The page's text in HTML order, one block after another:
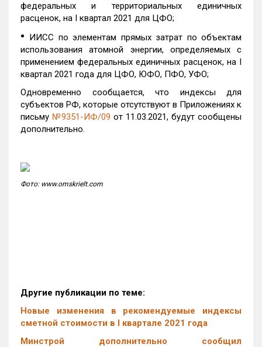
федеральных и территориальных единичных
расценок, на I квартал 2021 для ЦФО;
• ИИСС по элементам прямых затрат по объектам
использования атомной энергии, определяемых с
применением федеральных единичных расценок, на I
квартал 2021 года для ЦФО, ЮФО, ПФО, УФО;
Одновременно сообщается, что индексы для
субъектов РФ, которые отсутствуют в Приложениях к
письму №9351-ИФ/09 от 11.03.2021, будут сообщены
дополнительно.
Фото: www.omskrielt.com
Другие публикации по теме:
Новые изменения в рекомендуемые индексы
сметной стоимости в I квартале 2021 года
Минстрой дополнительно сообщил